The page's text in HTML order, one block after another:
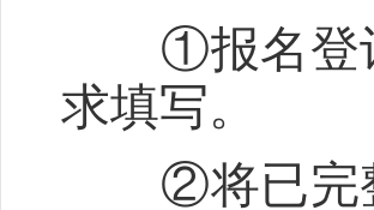
①报名登记
求填写。
②将已完整